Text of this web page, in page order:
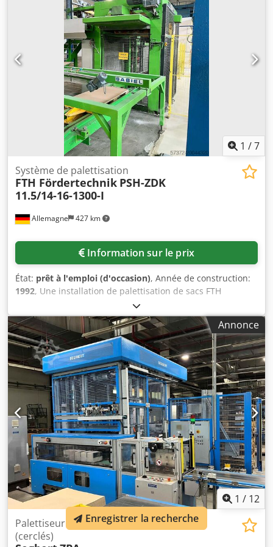
1 /7
Allemagne 427 km
Système de palettisation
FTH Fördertechnik PSH-ZDK
11.5/14-16-1300-I
Information sur le prix
État: prêt à l'emploi (d'occasion), Année de construction:
1992, Une installation de palettisation de sacs FTH
Fördertechnik est disponible. Regroupement : par 5,
capacité de palettisation : env. 1500 sacs/h, dimensions de
palettes X/Y 1 : 1200mm/800mm, dimensions de palettes
X/Y 2 : 1200mm/1000mm, schéma d’empilage : variable,
dimensions totales de l’installation X/Y : env.
12600mm/5700mm. Une visite sur place est possible.
Cedpfexd Avaex Aitorf
Annonce
1 / 12
Palettiseur à couches pour paquets
(cerclés)
Enregistrer la recherche